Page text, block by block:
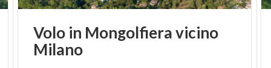
Volo in Mongolfieravicino
Milano